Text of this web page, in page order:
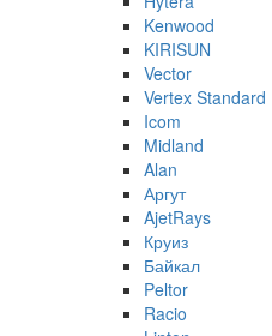
Kenwood
KIRISUN
Vector
Vertex Standard
Icom
Midland
Alan
Аргут
AjetRays
Круиз
Байкал
Peltor
Racio